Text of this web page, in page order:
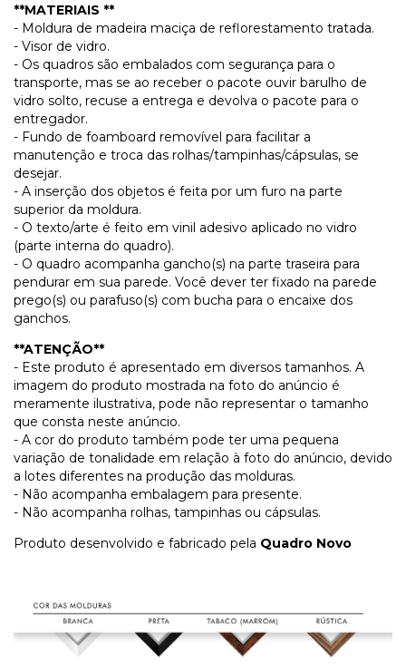
**MATERIAIS **
- Moldura de madeira maciça de reflorestamento tratada.
- Visor de vidro.
- Os quadros são embalados com segurança para o
transporte, mas se ao receber o pacote ouvir barulho de
vidro solto, recuse a entrega e devolva o pacote para o
entregador.
- Fundo de foamboard removível para facilitar a
manutenção e troca das rolhas/tampinhas/cápsulas, se
desejar.
- A inserção dos objetos é feita por um furo na parte
superior da moldura.
- O texto/arte é feito em vinil adesivo aplicado no vidro
(parte interna do quadro).
- O quadro acompanha gancho(s) na parte traseira para
pendurar em sua parede. Você dever ter fixado na parede
prego(s) ou parafuso(s) com bucha para o encaixe dos
ganchos.
**ATENÇÃO**
- Este produto é apresentado em diversos tamanhos. A
imagem do produto mostrada na foto do anúncio é
meramente ilustrativa, pode não representar o tamanho
que consta neste anúncio.
- A cor do produto também pode ter uma pequena
variação de tonalidade em relação à foto do anúncio, devido
a lotes diferentes na produção das molduras.
- Não acompanha embalagem para presente.
- Não acompanha rolhas, tampinhas ou cápsulas.
Produto desenvolvido e fabricado pela Quadro Novo